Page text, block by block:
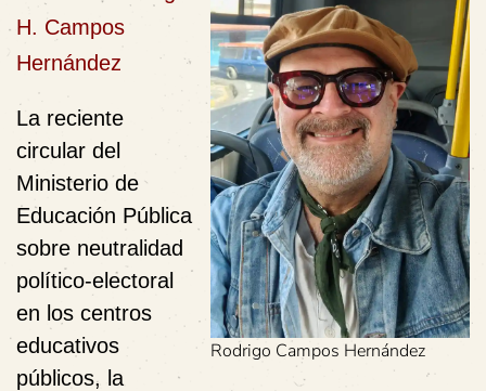
Rodrigo Campos Hernández
H. Campos
Hernández
La reciente
circular del
Ministerio de
Educación Pública
sobre neutralidad
político-electoral
en los centros
educativos
públicos, la